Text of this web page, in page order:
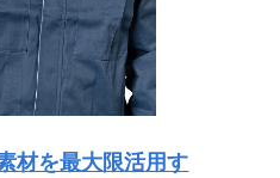
材を最大限活用す